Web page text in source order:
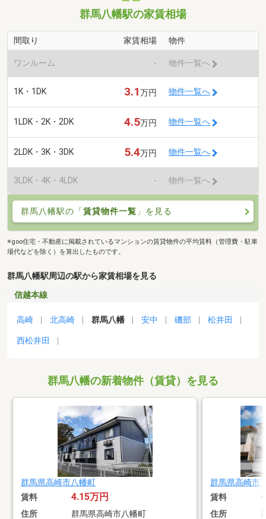
群馬八幡駅の家賃相場
間取り 家賃相場 物件
ワンルーム - 物件一覧へ
1K・1DK 3.1万円 物件一覧へ
1LDK・2K・2DK 4.5万円 物件一覧へ
2LDK・3K・3DK 5.4万円 物件一覧へ
3LDK・4K・4LDK - 物件一覧へ
群馬八幡駅の「賃貸物件一覧 」を見る
※goo住宅・不動産に掲載されているマンションの賃貸物件の平均賃料（管理費・駐車
場代などを除く）を算出したものです。
群馬八幡駅周辺の駅から家賃相場を見る
信越本線
高崎 北高崎 群馬八幡 安中 磯部 松井田
西松井田
群馬八幡の新着物件（賃貸）を見る
群馬県高崎市八幡町
賃料 4.15万円
住所 群馬県高崎市八幡町
群馬県高崎市
賃料
住所